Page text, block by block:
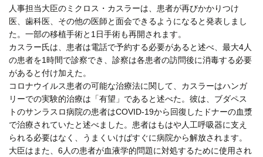
人事担当大臣のミクロス・カスラーは、患者が再びかかりつけ
医、歯科医、その他の医師と面会できるようになると発表しまし
た。一部の移植手術と1日手術も再開されます。
カスラー氏は、患者は電話で予約する必要があると述べ、最大4人
の患者を1時間で診察でき、診察は各患者の訪問後に消毒する必要
があると付け加えた。
コロナウイルス患者の可能な治療法に関して、カスラーはハンガ
リーでの実験的治療は「有望」であると述べた。彼は、ブダペス
トのサンラスロ病院の患者はCOVID-19から回復したドナーの血漿
で治療されていたと述べました。患者はもはや人工呼吸器に支え
られる必要はなく、うまくいけばすぐに病院から解放されます。
大臣はまた、6人の患者が血液学的問題に対処するために使用され